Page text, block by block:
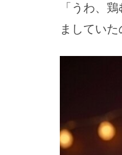
「うわ、
ましてい